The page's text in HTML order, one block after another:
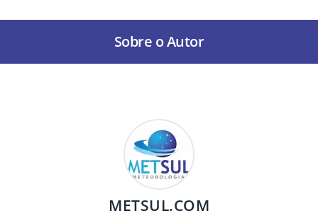
Sobre o Autor
METSUL.COM